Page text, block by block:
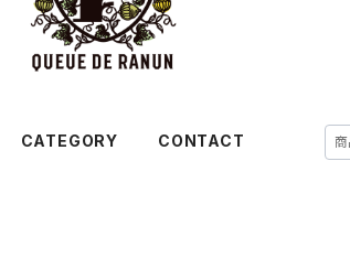
CATEGORY CONTACT